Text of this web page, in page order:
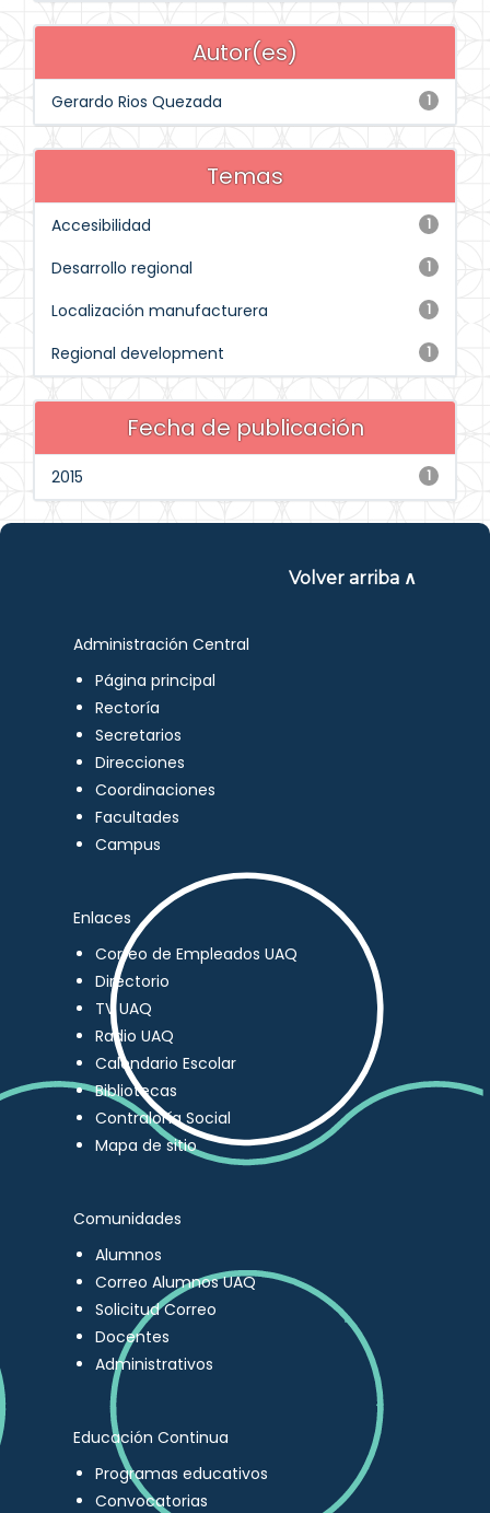
Autor(es)
1
Gerardo Rios Quezada
Temas
1
Accesibilidad
1
Desarrollo regional
1
Localización manufacturera
1
Regional development
Fecha de publicación
1
2015
Volver arriba ∧
Administración Central
Página principal
Rectoría
Secretarios
Direcciones
Coordinaciones
Facultades
Campus
Enlaces
Correo de Empleados UAQ
Directorio
TV UAQ
Radio UAQ
Calendario Escolar
Bibliotecas
Contraloría Social
Mapa de sitio
Comunidades
Alumnos
Correo Alumnos UAQ
Solicitud Correo
Docentes
Administrativos
Educación Continua
Programas educativos
Convocatorias